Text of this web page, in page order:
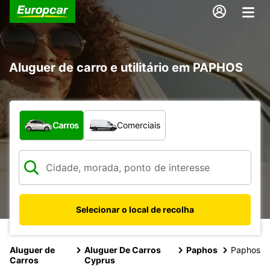
Aluguer de carro e utilitário em PAPHOS
Que tipo de veículo pretende?
Carros Comerciais
Selecionar o local de recolha
Aluguer de
Carros
Aluguer De Carros
Cyprus
Paphos Paphos